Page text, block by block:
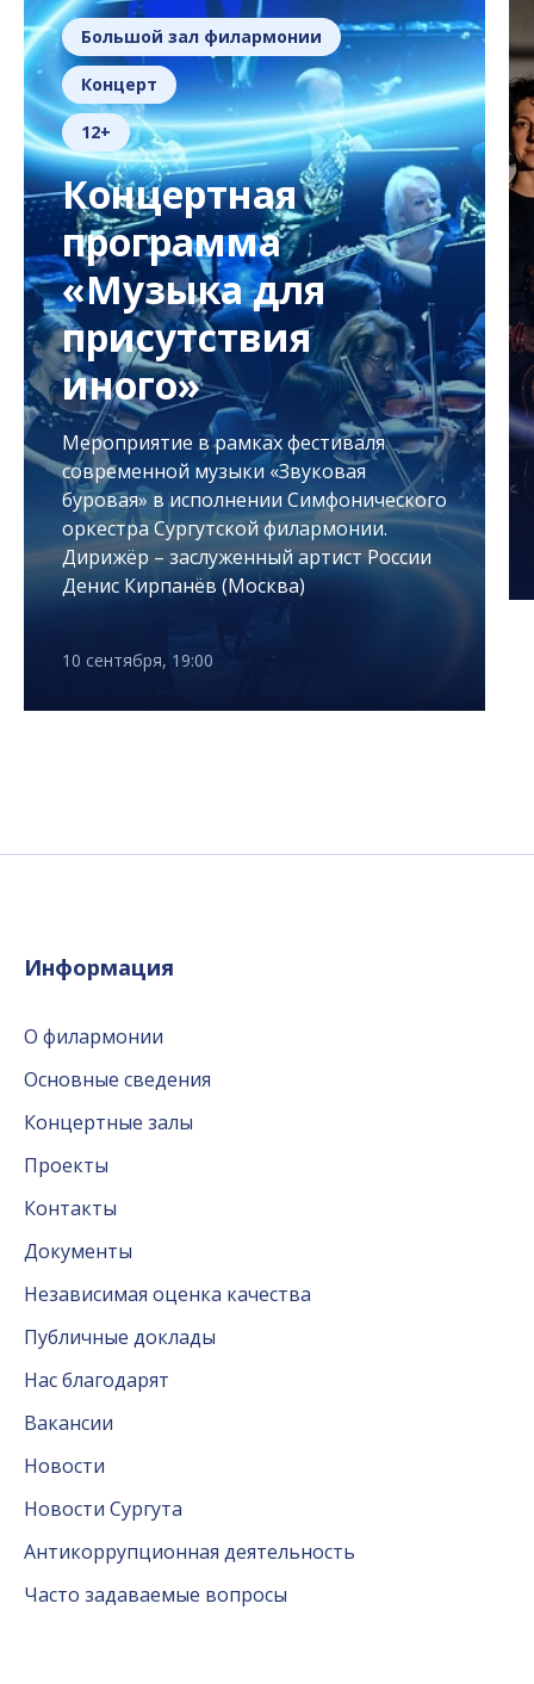
Большой зал филармонии
Концерт
12+
Концертная
программа
«Музыка для
присутствия
иного»
Мероприятие в рамках фестиваля
современной музыки «Звуковая
буровая» в исполнении Симфонического
оркестра Сургутской филармонии.
Дирижёр – заслуженный артист России
Денис Кирпанёв (Москва)
10 сентября, 19:00
Информация
О филармонии
Основные сведения
Концертные залы
Проекты
Контакты
Документы
Независимая оценка качества
Публичные доклады
Нас благодарят
Вакансии
Новости
Новости Сургута
Антикоррупционная деятельность
Часто задаваемые вопросы